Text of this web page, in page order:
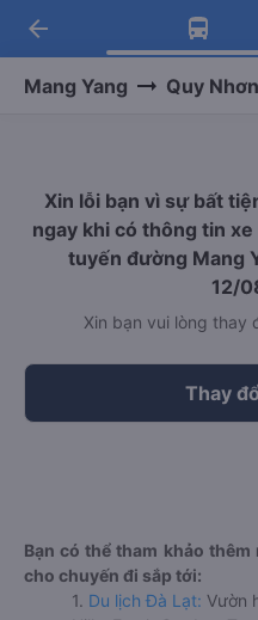
Tải app
Nhận ưu đãi
Tải app
-30k/ghế khi
arrow_back
Mang Yang Quy Nhơn
Xin lỗi bạn vì sự bất
ngay khi có thông tin
tuyến đường Mang
12/
Xin bạn vui lòng thay
Thay
Bạn có thể tham khảo
cho chuyến đi sắp tới:
1. Du lịch Đà Lạt: Vườn